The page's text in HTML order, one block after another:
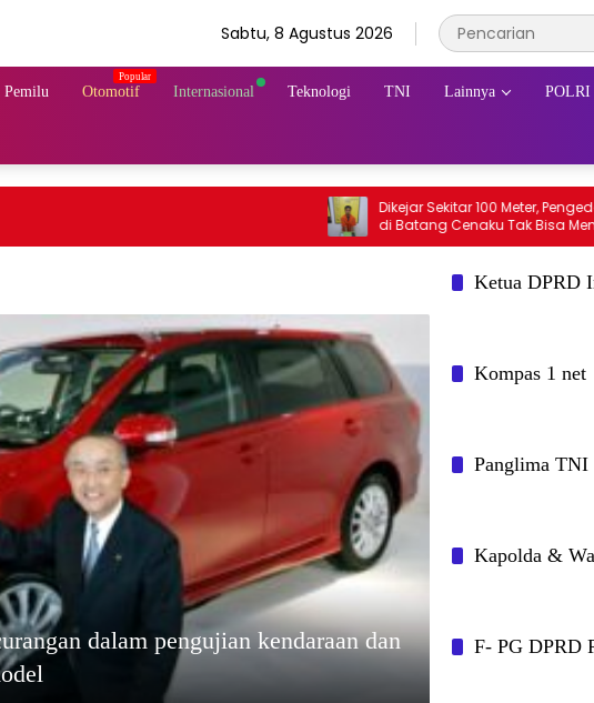
Sabtu, 8 Agustus 2026
Otomotif Internasional Teknologi TNI Lainnya POLRI
Dikejar Sekitar 100 Meter, Pengedar Sabu
di Batang Cenaku Tak Bisa Mengelak
dalam pengujian kendaraan dan
Ketua DPRD
Kompas 1 net
Panglima TNI
Kapolda &
F- PG DPRD